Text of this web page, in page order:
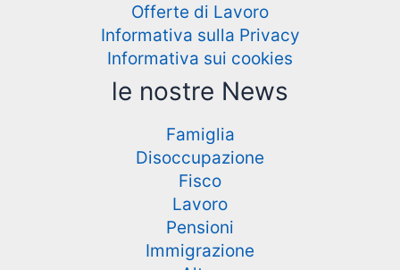
Offerte di Lavoro
Informativa sulla Privacy
Informativa sui cookies
le nostre News
Famiglia
Disoccupazione
Fisco
Lavoro
Pensioni
Immigrazione